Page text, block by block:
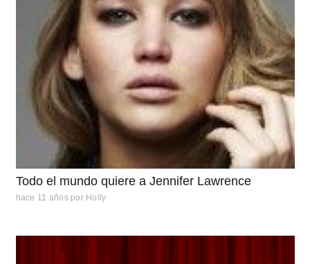
Todo el mundo quiere a Jennifer Lawrence
hace 11 años por Holly